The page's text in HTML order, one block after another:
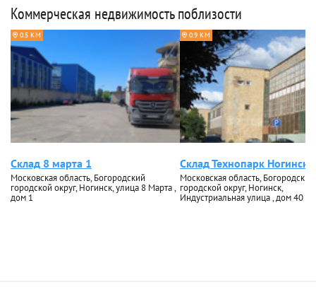
Коммерческая недвижимость поблизости
0.5 КМ
Склад 8 марта 1
Московская область, Богородский
городской округ, Ногинск, улица 8 Марта ,
дом 1
0.9 КМ
Склад Технопарк
Московская область, Богородский
городской округ, Ногинск,
Индустриальная улица , дом 40